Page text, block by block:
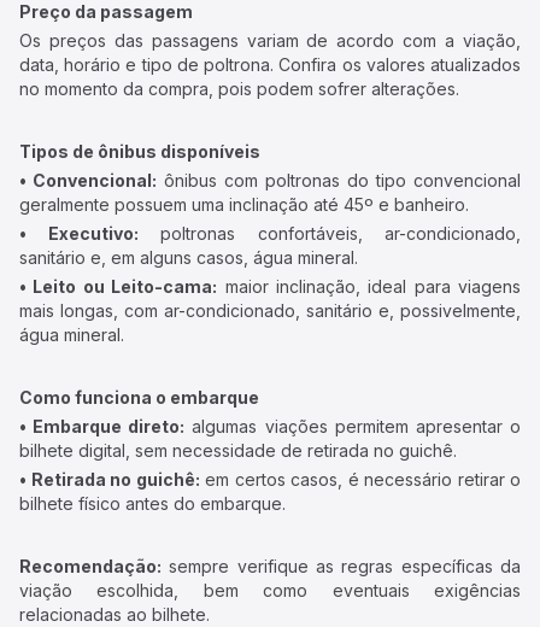
Preço da passagem
Os preços das passagens variam de acordo com a viação,
data, horário e tipo de poltrona. Confira os valores atualizados
no momento da compra, pois podem sofrer alterações.
Tipos de ônibus disponíveis
• Convencional: ônibus com poltronas do tipo convencional
geralmente possuem uma inclinação até 45º e banheiro.
• Executivo: poltronas confortáveis, ar-condicionado,
sanitário e, em alguns casos, água mineral.
• Leito ou Leito-cama: maior inclinação, ideal para viagens
mais longas, com ar-condicionado, sanitário e, possivelmente,
água mineral.
Como funciona o embarque
• Embarque direto: algumas viações permitem apresentar o
bilhete digital, sem necessidade de retirada no guichê.
• Retirada no guichê: em certos casos, é necessário retirar o
bilhete físico antes do embarque.
Recomendação: sempre verifique as regras específicas da
viação escolhida, bem como eventuais exigências
relacionadas ao bilhete.